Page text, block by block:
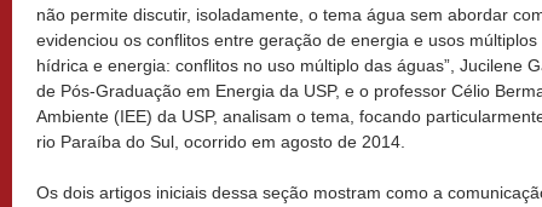
não permite discutir, isoladamente, o tema água sem abordar
evidenciou os conflitos entre geração de energia e usos
hídrica e energia: conflitos no uso múltiplo das águas”, Jucilene
de Pós-Graduação em Energia da USP, e o professor Célio
Ambiente (IEE) da USP, analisam o tema, focando
rio Paraíba do Sul, ocorrido em agosto de 2014.
Os dois artigos iniciais dessa seção mostram como a